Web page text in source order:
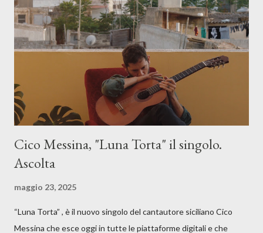
Cico Messina, "Luna Torta" il singolo.
Ascolta
maggio 23, 2025
“Luna Torta” , è il nuovo singolo del cantautore siciliano Cico
Messina che esce oggi in tutte le piattaforme digitali e che